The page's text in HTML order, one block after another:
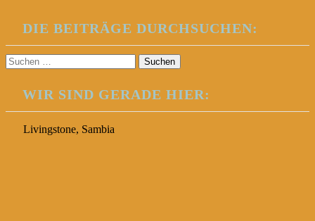
DIE BEITRÄGE DURCHSUCHEN:
Suchen
nach:
WIR SIND GERADE HIER:
Livingstone, Sambia